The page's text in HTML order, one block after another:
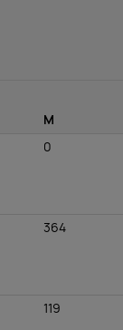
M
0
364
119